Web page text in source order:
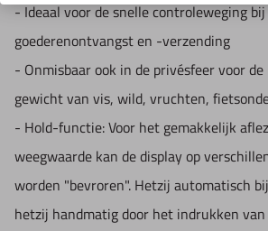
- Ideaal voor de snelle controleweging
goederenontvangst en -verzending
- Onmisbaar ook in de privésfeer voor
gewicht van vis, wild, vruchten,
- Hold-functie: Voor het gemakkelijk
weegwaarde kan de display op
worden "bevroren". Hetzij automatisch
hetzij handmatig door het indrukken